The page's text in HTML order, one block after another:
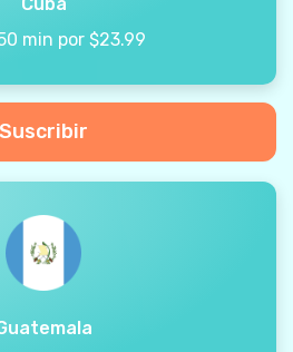
Cuba
min por $23.99
Suscribir